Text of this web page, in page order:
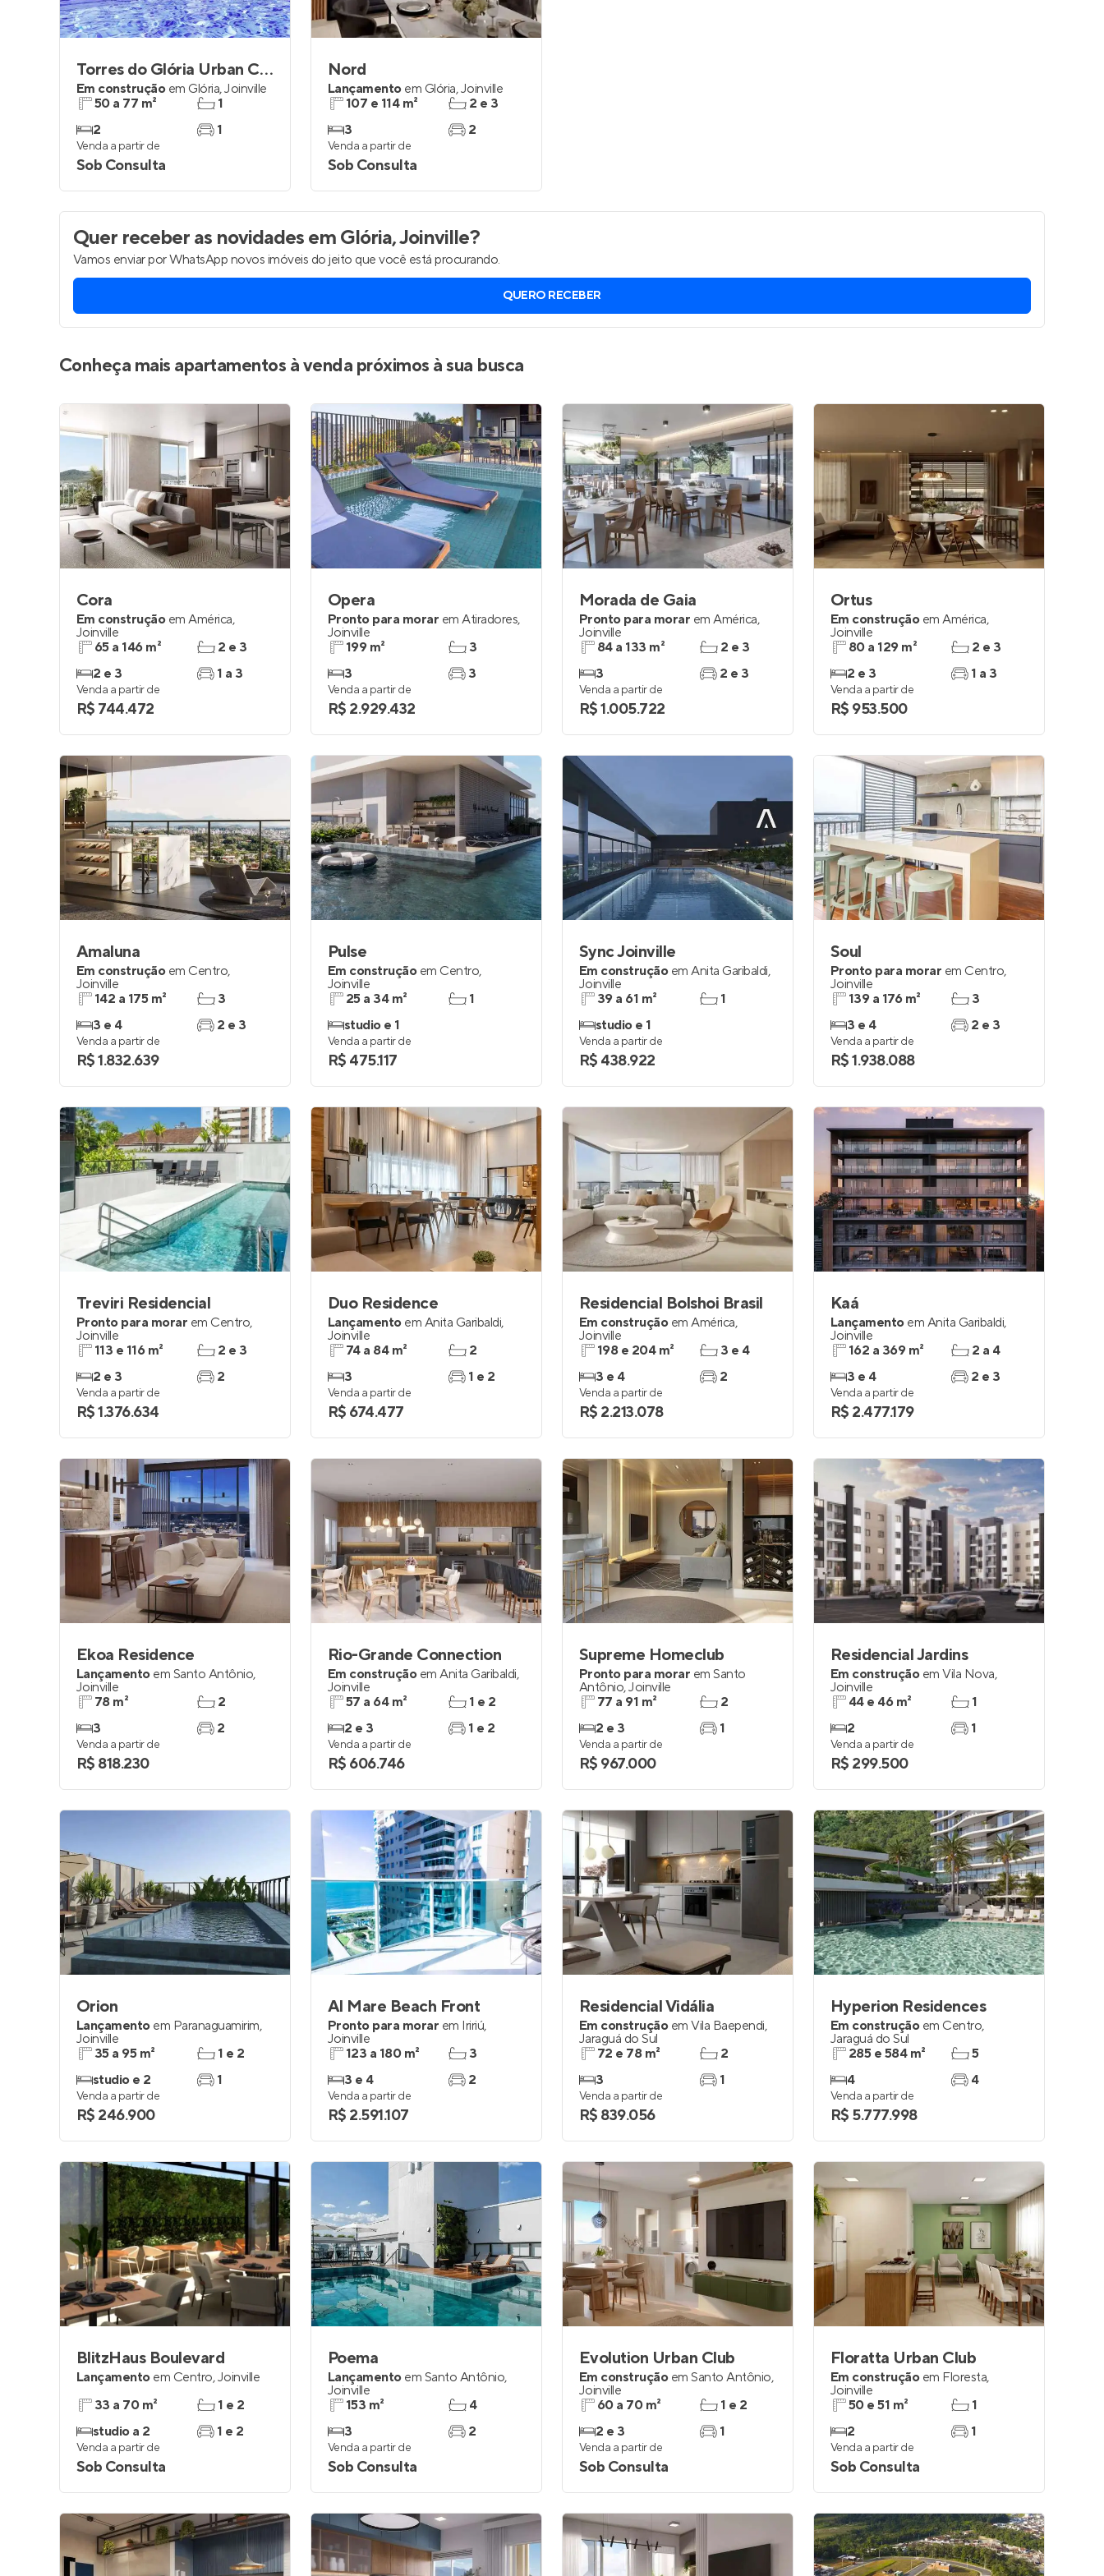
Entrar no Apto
Torres do Glória Urban Club
Em construção em Glória,Joinville
50 a 77 m²
2
1
1
Venda a partir de
Sob Consulta
Nord
Lançamento em Glória,Joinville
107 e 114 m²
3
2 e 3
2
Venda a partir de
Sob Consulta
Quer receber as novidadesem Glória, Joinville?
Vamos enviar por WhatsApp novos imóveis do jeito que você está procurando.
QUERO RECEBER
Conheça mais apartamentos à venda próximos à sua busca
Cora
Em construção em América,
Joinville
65 a 146 m²
2 e 3
2 e 3
1 a 3
Venda a partir de
R$ 744.472
Opera
Pronto para morar em Atiradores,
Joinville
199 m²
3
3
3
Venda a partir de
R$ 2.929.432
Morada de Gaia
Pronto para morar em América,
Joinville
84 a 133 m²
3
2 e 3
2 e 3
Venda a partir de
R$ 1.005.722
Ortus
Em construção em América,
Joinville
80 a 129 m²
2 e 3
2 e 3
1 a 3
Venda a partir de
R$ 953.500
Amaluna
Em construção em Centro,
Joinville
142 a 175 m²
3 e 4
3
2 e 3
Venda a partir de
R$ 1.832.639
Pulse
Em construção em Centro,
Joinville
25 a 34 m²
studio e 1
1
Venda a partir de
R$ 475.117
Sync Joinville
Em construção em Anita Garibaldi,
Joinville
39 a 61 m²
studio e 1
1
Venda a partir de
R$ 438.922
Soul
Pronto para morar em Centro,
Joinville
139 a 176 m²
3 e 4
3
2 e 3
Venda a partir de
R$ 1.938.088
Treviri Residencial
Pronto para morar em Centro,
Joinville
113 e 116 m²
2 e 3
2 e 3
2
Venda a partir de
R$ 1.376.634
Duo Residence
Lançamento em Anita Garibaldi,
Joinville
74 a 84 m²
3
2
1 e 2
Venda a partir de
R$ 674.477
Residencial Bolshoi Brasil
Em construção em América,
Joinville
198 e 204 m²
3 e 4
3 e 4
2
Venda a partir de
R$ 2.213.078
Kaá
Lançamento em Anita Garibaldi,
Joinville
162 a 369 m²
3 e 4
2 a 4
2 e 3
Venda a partir de
R$ 2.477.179
Ekoa Residence
Lançamento em Santo Antônio,
Joinville
78 m²
3
2
2
Venda a partir de
R$ 818.230
Rio-Grande Connection
Em construção em Anita Garibaldi,
Joinville
57 a 64 m²
2 e 3
1 e 2
1 e 2
Venda a partir de
R$ 606.746
Supreme Homeclub
Pronto para morar em Santo
Antônio,Joinville
77 a 91 m²
2 e 3
2
1
Venda a partir de
R$ 967.000
Residencial Jardins
Em construção em Vila Nova,
Joinville
44 e 46 m²
2
1
1
Venda a partir de
R$ 299.500
Orion
Lançamento em Paranaguamirim,
Joinville
35 a 95 m²
studio e 2
1 e 2
1
Venda a partir de
R$ 246.900
Al Mare Beach Front
Pronto para morar em Iririú,
Joinville
123 a 180 m²
3 e 4
3
2
Venda a partir de
R$ 2.591.107
Residencial Vidália
Em construção em Vila Baependi,
Jaraguá do Sul
72 e 78 m²
3
2
1
Venda a partir de
R$ 839.056
Hyperion Residences
Em construção em Centro,
Jaraguá do Sul
285 e 584 m²
4
5
4
Venda a partir de
R$ 5.777.998
BlitzHaus Boulevard
Lançamento em Centro,Joinville
33 a 70 m²
studio a 2
1 e 2
1 e 2
Venda a partir de
Sob Consulta
Poema
Lançamento em Santo Antônio,
Joinville
153 m²
3
4
2
Venda a partir de
Sob Consulta
Evolution Urban Club
Em construção em Santo Antônio,
Joinville
60 a 70 m²
2 e 3
1 e 2
1
Venda a partir de
Sob Consulta
Floratta Urban Club
Em construção em Floresta,
Joinville
50 e 51 m²
2
1
1
Venda a partir de
Sob Consulta